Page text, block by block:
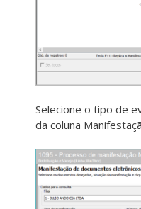
Selecione o tipo de
da coluna